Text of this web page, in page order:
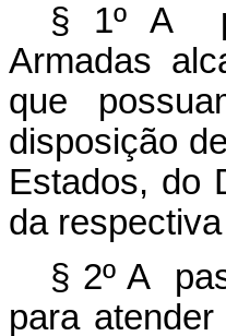
§ 1º A
Armadas
que
disposição
Estados, do
da
§ 2º A
para